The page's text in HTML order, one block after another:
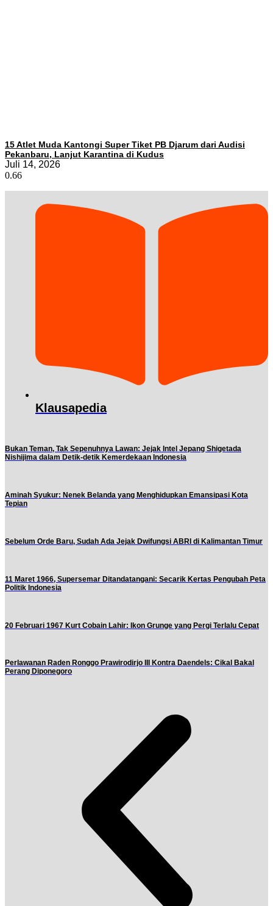
15 Atlet Muda Kantongi Super Tiket PB Djarum dari Audisi
Pekanbaru, Lanjut Karantina di Kudus
Juli 14, 2026
Klausapedia
Bukan Teman, Tak Sepenuhnya Lawan: Jejak Intel Jepang Shigetada
Nishijima dalam Detik-detik Kemerdekaan Indonesia
Aminah Syukur: Nenek Belanda yang Menghidupkan Emansipasi Kota
Tepian
Sebelum Orde Baru, Sudah Ada Jejak Dwifungsi ABRI di Kalimantan Timur
11 Maret 1966, Supersemar Ditandatangani: Secarik Kertas Pengubah Peta
Politik Indonesia
20 Februari 1967 Kurt Cobain Lahir: Ikon Grunge yang Pergi Terlalu Cepat
Perlawanan Raden Ronggo Prawirodirjo III Kontra Daendels: Cikal Bakal
Perang Diponegoro